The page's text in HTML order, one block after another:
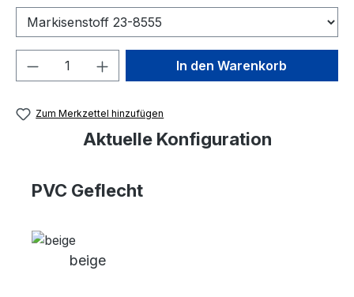
Produkt Anzahl: Gib denIn den Warenkorb
Zum Merkzettel hinzufügen
Aktuelle Konfiguration
PVC Geflecht
beige